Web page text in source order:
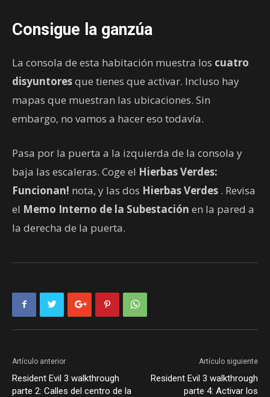
Consigue la ganzúa
La consola de esta habitación muestra los cuatro
disyuntoresque tienes que activar. Incluso hay
mapas que muestran las ubicaciones. Sin
embargo, no vamos a hacer eso todavía.
Pasa por la puerta a la izquierda de la consola y
baja las escaleras. Coge el Hierbas Verdes:
Funcionan! nota, y las dos Hierbas Verdes . Revisa
el Memo Interno de la Subestación en la pared a
la derecha de la puerta.
Artículo anterior
Resident Evil 3 walkthrough
parte 2: Calles del centro de la
Artículo siguiente
Resident Evil 3 walkthrough
parte 4: Activar los